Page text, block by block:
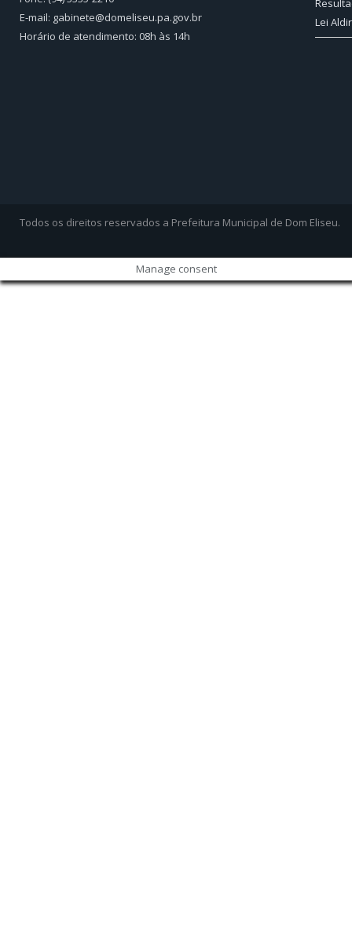
E-mail: gabinete@domeliseu.pa.gov.br
Horário de atendimento: 08h às 14h
Lei
Todos os direitos reservados a Prefeitura Municipal de Dom Eliseu.
Manage consent